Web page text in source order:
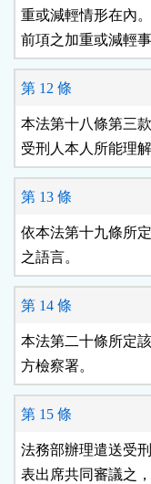
重或減輕情形在內。
前項之加重或減輕
第 12 條
本法第十八條第三
受刑人本人所能理
第 13 條
依本法第十九條所
之語言。
第 14 條
本法第二十條所定
方檢察署。
第 15 條
法務部辦理遣送受
表出席共同審議之